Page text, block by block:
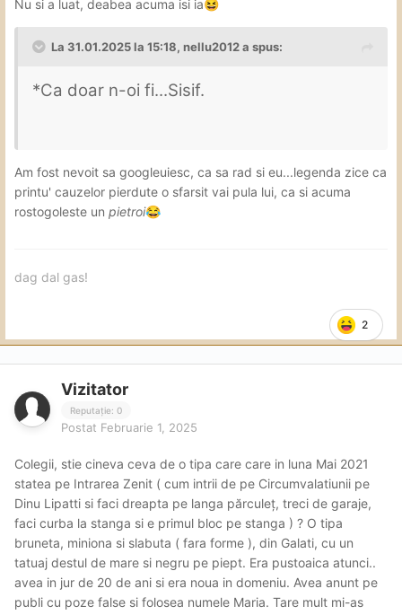
Nu si a luat, deabea acuma isi ia😆
La 31.01.2025 la 15:18, nellu2012a spus:
*Ca doar n-oi fi...Sisif.
Am fost nevoit sa googleuiesc, ca sa rad si eu...legenda zice ca
printu' cauzelor pierdute o sfarsit vai pula lui, ca si acuma
rostogoleste un pietroi😂
2
dag dal gas!
Vizitator
Reputație: 0
Postat Februarie 1, 2025
Colegii, stie cineva ceva de o tipa care care in luna Mai 2021
statea pe Intrarea Zenit ( cum intrii de pe Circumvalatiunii pe
Dinu Lipatti si faci dreapta pe langa părculeț, treci de garaje,
faci curba la stanga si e primul bloc pe stanga ) ? O tipa
bruneta, miniona si slabuta ( fara forme ), din Galati, cu un
tatuaj destul de mare si negru pe piept. Era pustoaica atunci..
avea in jur de 20 de ani si era noua in domeniu. Avea anunt pe
publi cu poze false si folosea numele Maria. Tare mult mi-as